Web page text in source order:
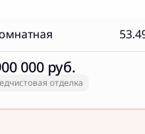
000 руб.
отделка